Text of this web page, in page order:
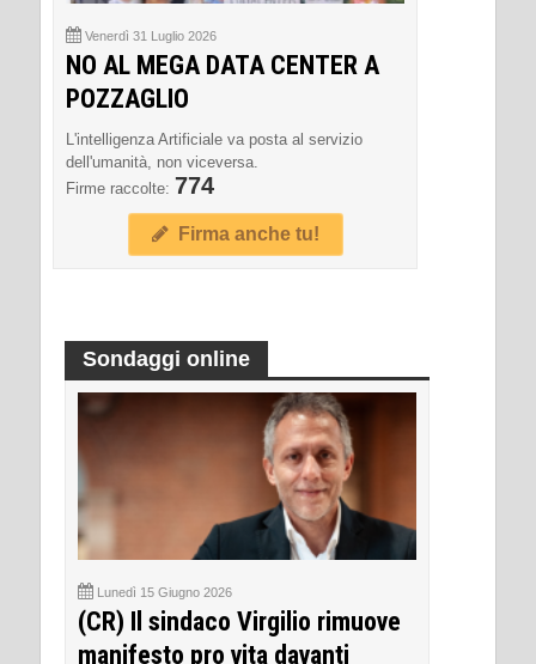
Venerdì 31 Luglio 2026
NO AL MEGA DATA CENTER A
POZZAGLIO
L'intelligenza Artificiale va posta al servizio
dell'umanità, non viceversa.
Firme raccolte: 774
Firma anche tu!
Sondaggi online
Lunedì 15 Giugno 2026
(CR) Il sindaco Virgilio rimuove
manifesto pro vita davanti